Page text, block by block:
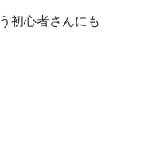
初心者さんにも